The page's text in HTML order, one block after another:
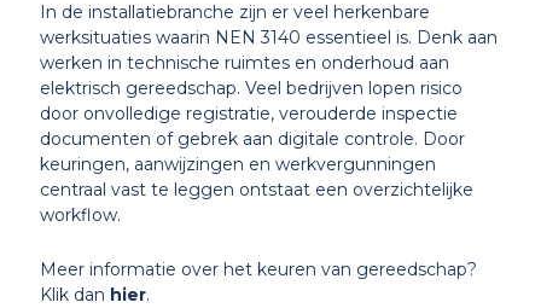
In de installatiebranche zijn er veel herkenbare
werksituaties waarin NEN 3140 essentieel is. Denk aan
werken in technische ruimtes en onderhoud aan
elektrisch gereedschap. Veel bedrijven lopen risico
door onvolledige registratie, verouderde inspectie
documenten of gebrek aan digitale controle. Door
keuringen, aanwijzingen en werkvergunningen
centraal vast te leggen ontstaat een overzichtelijke
workflow.
Meer informatie over het keuren van gereedschap?
Klik dan hier.